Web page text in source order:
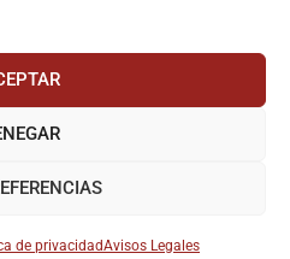
de privacidadAvisos Legales